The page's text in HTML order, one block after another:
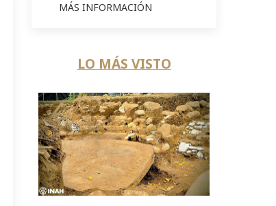
MÁS INFORMACIÓN
LO MÁS VISTO